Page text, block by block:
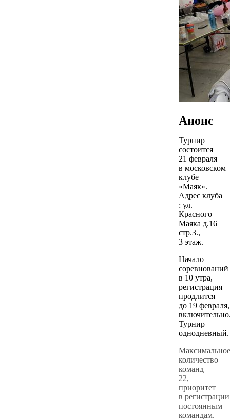
Анонс
Турнир
состоится
21 февраля
в московском
клубе
«Маяк».
Адрес клуба
: ул.
Красного
Маяка д.16
стр.3.,
3 этаж.
Начало
соревнований
в 10 утра,
регистрация
продлится
до 19 февраля,
Турнир
однодневный.
Максимальное
количество
команд —
22,
приоритет
в регистрации
постоянным
командам.